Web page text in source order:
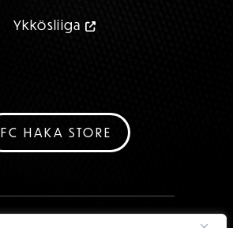
Ykkösliiga
FC HAKA STORE